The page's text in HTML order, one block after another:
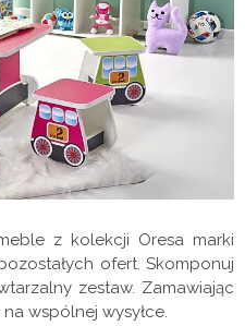
z kolekcji Oresa marki
ofert. Skomponuj
zestaw. Zamawiając
wspólnej wysyłce.